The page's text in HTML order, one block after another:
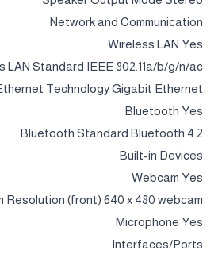
Network and Communication
Wireless LAN Yes
LAN Standard IEEE 802.11a/b/g/n/ac
Technology Gigabit Ethernet
Bluetooth Yes
Bluetooth Standard Bluetooth 4.2
Built-in Devices
Webcam Yes
Resolution (front) 640 x 480 webcam
Microphone Yes
Interfaces/Ports